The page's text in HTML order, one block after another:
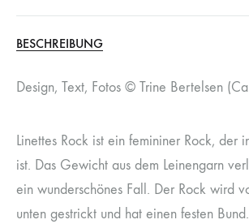
BESCHREIBUNG
Design, Text, Fotos © Trine Bertelsen
Linettes Rock ist ein femininer Rock, der
ist. Das Gewicht aus dem Leinengarn
ein wunderschönes Fall. Der Rock wird
unten gestrickt und hat einen festen